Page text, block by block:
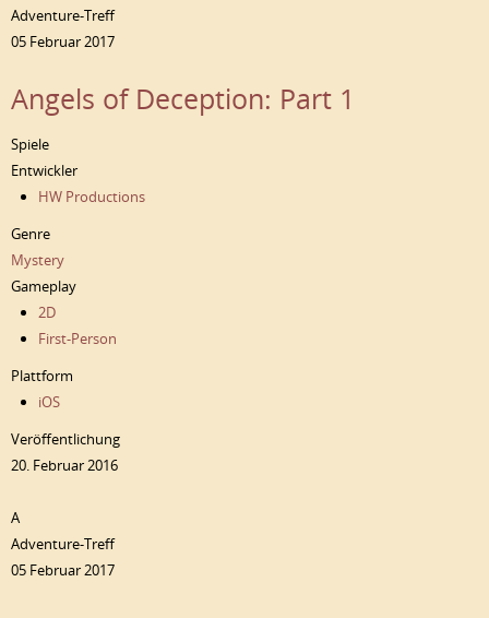
Adventure-Treff
05 Februar 2017
Angels of Deception: Part 1
Spiele
Entwickler
HW Productions
Genre
Mystery
Gameplay
2D
First-Person
Plattform
iOS
Veröffentlichung
20. Februar 2016
A
Adventure-Treff
05 Februar 2017